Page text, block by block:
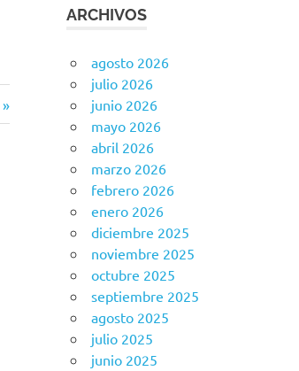
ARCHIVOS
agosto 2026
julio 2026
junio 2026
mayo 2026
abril 2026
marzo 2026
febrero 2026
enero 2026
diciembre 2025
noviembre 2025
octubre 2025
septiembre 2025
agosto 2025
julio 2025
junio 2025